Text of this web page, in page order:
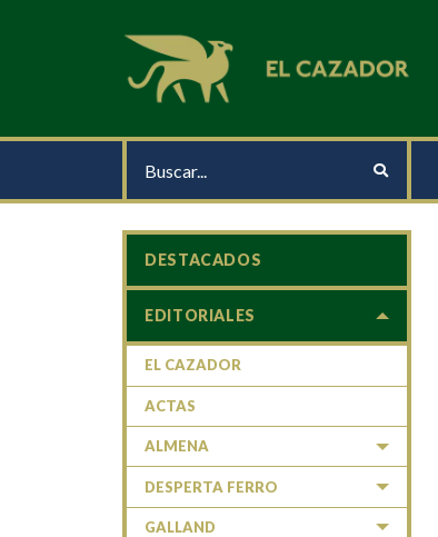
DESTACADOS
EDITORIALES
EL CAZADOR
ACTAS
ALMENA
DESPERTA FERRO
GALLAND